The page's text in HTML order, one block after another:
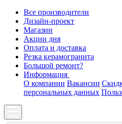
Все производители
Дизайн-проект
Магазин
Акции дня
Оплата и доставка
Резка керамогранита
Большой ремонт?
Информация
О компании Вакансии
персональных данных